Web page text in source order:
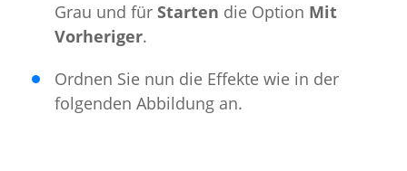
Grau und für Starten die Option Mit
Vorheriger.
Ordnen Sie nun die Effekte wie in der
folgenden Abbildung an.